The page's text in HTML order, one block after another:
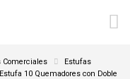
Comerciales
Estufas
Estufa 10 Quemadores con Doble